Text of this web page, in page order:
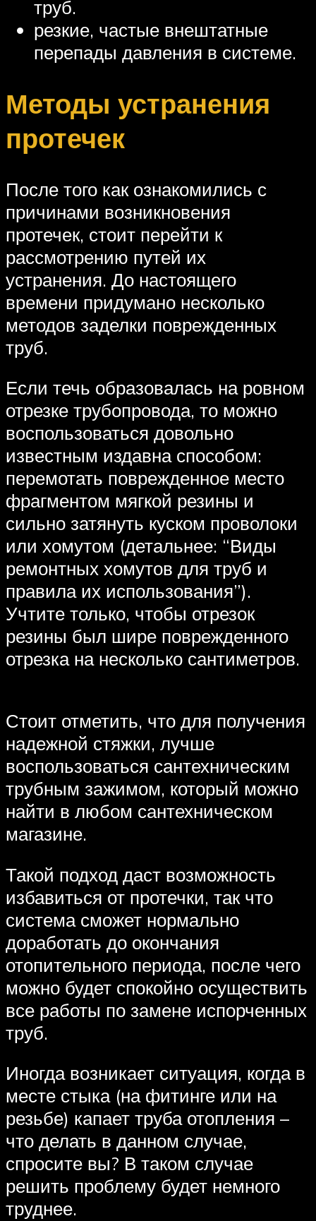
труб.
резкие, частые внештатные
перепады давления в системе.
Методы устранения
протечек
После того как ознакомились с
причинами возникновения
протечек, стоит перейти к
рассмотрению путей их
устранения. До настоящего
времени придумано несколько
методов заделки поврежденных
труб.
Если течь образовалась на ровном
отрезке трубопровода, то можно
воспользоваться довольно
известным издавна способом:
перемотать поврежденное место
фрагментом мягкой резины и
сильно затянуть куском проволоки
или хомутом (детальнее: “Виды
ремонтных хомутов для труб и
правила их использования”).
Учтите только, чтобы отрезок
резины был шире поврежденного
отрезка на несколько сантиметров.
Стоит отметить, что для получения
надежной стяжки, лучше
воспользоваться сантехническим
трубным зажимом, который можно
найти в любом сантехническом
магазине.
Такой подход даст возможность
избавиться от протечки, так что
система сможет нормально
доработать до окончания
отопительного периода, после чего
можно будет спокойно осуществить
все работы по замене испорченных
труб.
Иногда возникает ситуация, когда в
месте стыка (на фитинге или на
резьбе) капает труба отопления –
что делать в данном случае,
спросите вы? В таком случае
решить проблему будет немного
труднее.